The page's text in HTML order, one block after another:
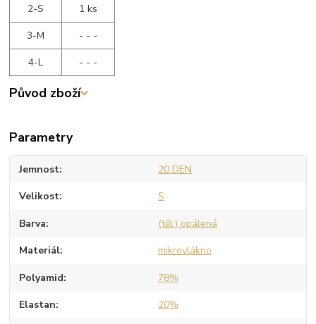
2-S
1 ks
3-M
- - -
4-L
- - -
Původ zboží
Parametry
Jemnost 20 DEN
Velikost S
Barva (těl.) opálená
Materiál mikrovlákno
Polyamid 78%
Elastan 20%